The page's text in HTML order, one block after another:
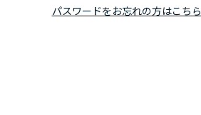
パスワードをお忘れの方はこちら